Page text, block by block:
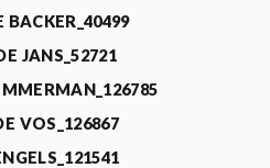
BACKER_40499
JANS_52721
VOS_126867